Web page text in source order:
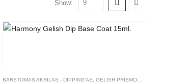
Show:
MANIKIŪRAS,PAPILD. PRIEMONĖS
BARSTOMAS AKRILAS - DIPPING'AS GELISH PRIEMONĖS